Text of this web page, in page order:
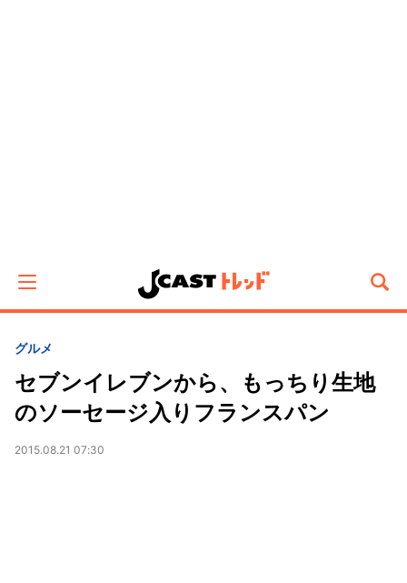
グルメ
セブンイレブンから、もっちり生地
のソーセージ入りフランスパン
2015.08.21 07:30